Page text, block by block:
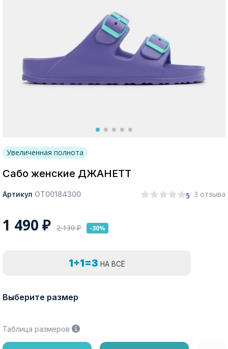
Москва
Покупателям
Увеличенная полнота
Сабо женские ДЖАНЕТТ
Артикул ОТ00184300 5 3 отзыва
1 490 ₽ 2 130₽ -30%
1+1=3 НА ВСЁ
Выберите размер
Таблица размеров